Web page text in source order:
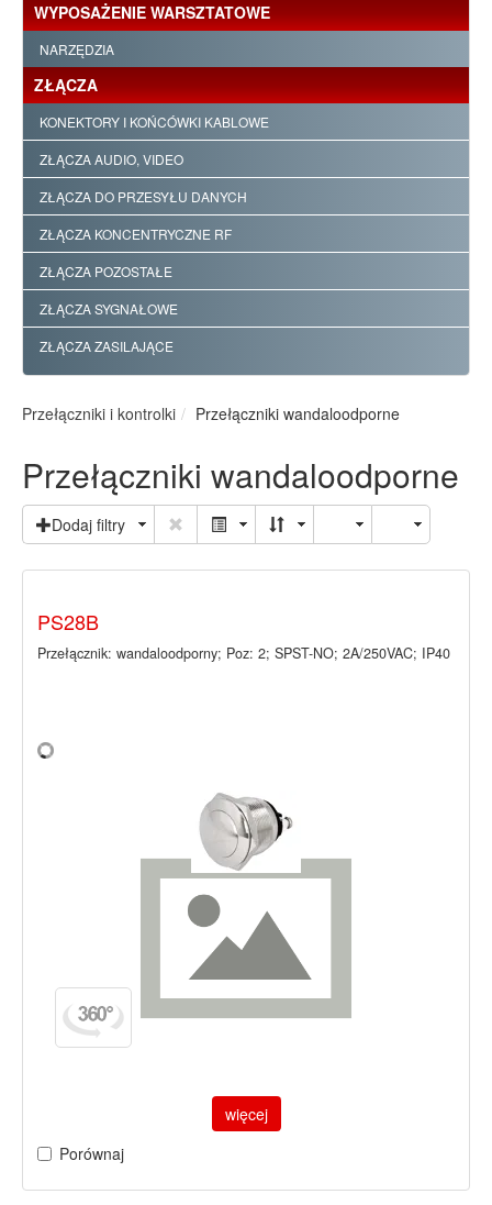
WYPOSAŻENIE WARSZTATOWE
NARZĘDZIA
ZŁĄCZA
KONEKTORY I KOŃCÓWKI KABLOWE
ZŁĄCZA AUDIO, VIDEO
ZŁĄCZA DO PRZESYŁU DANYCH
ZŁĄCZA KONCENTRYCZNE RF
ZŁĄCZA POZOSTAŁE
ZŁĄCZA SYGNAŁOWE
ZŁĄCZA ZASILAJĄCE
Przełączniki i kontrolki Przełączniki wandaloodporne
Przełączniki wandaloodporne
Dodaj filtry
PS28B
Przełącznik: wandaloodporny; Poz: 2; SPST-NO; 2A/250VAC; IP40
więcej
Porównaj